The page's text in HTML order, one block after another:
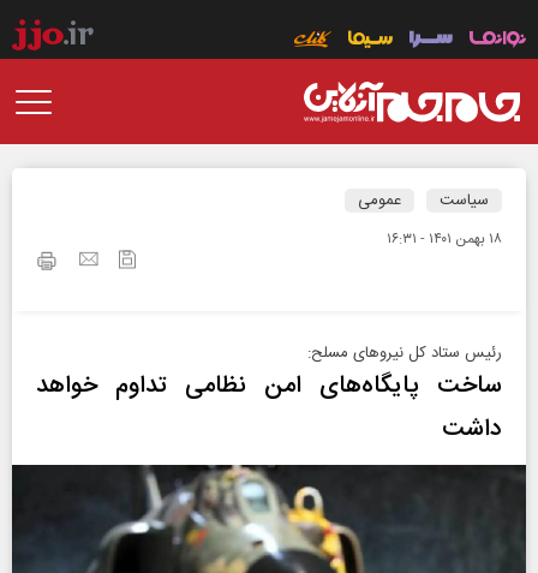
سیاست عمومی
۱۸ بهمن ۱۴۰۱ - ۱۶:۳۱
رئیس ستاد کل نیروهای مسلح:
ساخت پایگاه‌های امن نظامی تداوم خواهد
داشت